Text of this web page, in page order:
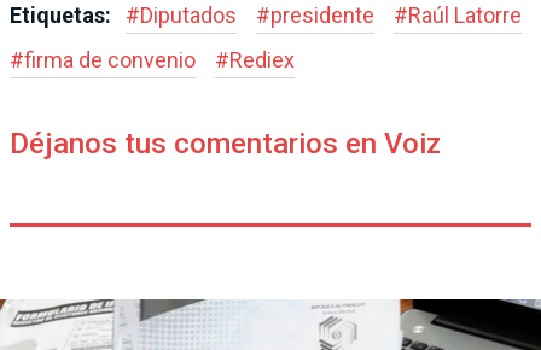
Etiquetas: #Diputados #presidente #Raúl Latorre
#firma de convenio #Rediex
Déjanos tus comentarios en Voiz